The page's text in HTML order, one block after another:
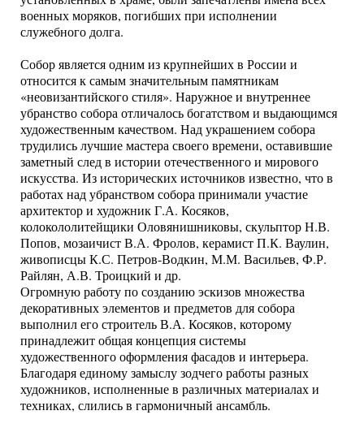
военных моряков, погибших при исполнении
служебного долга.
Собор является одним из крупнейших в России и
относится к самым значительным памятникам
«неовизантийского стиля». Наружное и внутреннее
убранство собора отличалось богатством и выдающимся
художественным качеством. Над украшением собора
трудились лучшие мастера своего времени, оставившие
заметный след в истории отечественного и мирового
искусства. Из исторических источников известно, что в
работах над убранством собора принимали участие
архитектор и художник Г.А. Косяков,
колокололитейщики Оловянишниковы, скульптор Н.В.
Попов, мозаичист В.А. Фролов, керамист П.К. Ваулин,
живописцы К.С. Петров-Водкин, М.М. Васильев, Ф.Р.
Райлян, А.В. Троицкий и др.
Огромную работу по созданию эскизов множества
декоративных элементов и предметов для собора
выполнил его строитель В.А. Косяков, которому
принадлежит общая концепция системы
художественного оформления фасадов и интерьера.
Благодаря единому замыслу зодчего работы разных
художников, исполненные в различных материалах и
техниках, слились в гармоничный ансамбль.